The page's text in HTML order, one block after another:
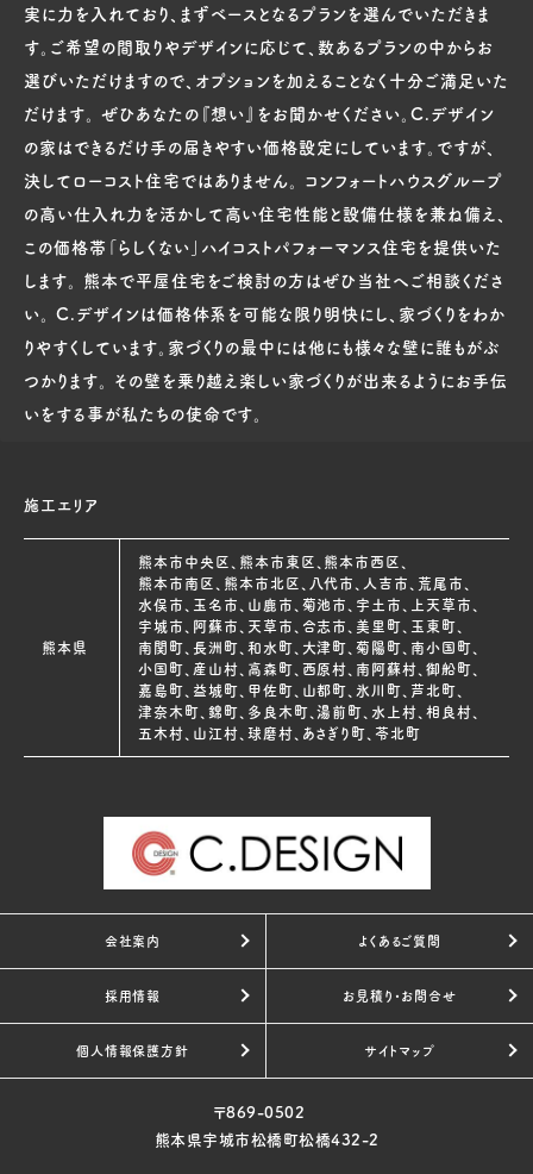
実に力を入れており、まずベースとなるプランを選んでいただきま
す。ご希望の間取りやデザインに応じて、数あるプランの中からお
選びいただけますので、オプションを加えることなく十分ご満足いた
だけます。 ぜひあなたの『想い』をお聞かせください。C.デザイン
の家はできるだけ手の届きやすい価格設定にしています。ですが、
決してローコスト住宅ではありません。 コンフォートハウスグループ
の高い仕入れ力を活かして高い住宅性能と設備仕様を兼ね備え、
この価格帯「らしくない」ハイコストパフォーマンス住宅を提供いた
します。 熊本で平屋住宅をご検討の方はぜひ当社へご相談くださ
い。 C.デザインは価格体系を可能な限り明快にし、家づくりをわか
りやすくしています。家づくりの最中には他にも様々な壁に誰もがぶ
つかります。 その壁を乗り越え楽しい家づくりが出来るようにお手伝
いをする事が私たちの使命です。
施工エリア
熊本県
熊本市中央区、熊本市東区、熊本市西区、
熊本市南区、熊本市北区、八代市、人吉市、荒尾市、
水俣市、玉名市、山鹿市、菊池市、宇土市、上天草市、
宇城市、阿蘇市、天草市、合志市、美里町、玉東町、
南関町、長洲町、和水町、大津町、菊陽町、南小国町、
小国町、産山村、高森町、西原村、南阿蘇村、御船町、
嘉島町、益城町、甲佐町、山都町、氷川町、芦北町、
津奈木町、錦町、多良木町、湯前町、水上村、相良村、
五木村、山江村、球磨村、あさぎり町、苓北町
会社案内 よくあるご質問
採用情報 お見積り・お問合せ
個人情報保護方針 サイトマップ
〒869-0502
熊本県宇城市松橋町松橋432-2